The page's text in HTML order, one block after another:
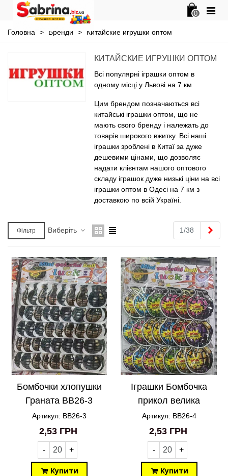
0
Головна > Бренди > Китайские игрушки оптом
КИТАЙСКИЕ ИГРУШКИ ОПТОМ
Всі популярні іграшки оптом в
одному місці у Львові на 7 км
Цим брендом позначаються всі
китайські іграшки оптом, що не
мають свого бренду і належать до
товарів широкого вжитку. Всі наші
іграшки зроблені в Китаї за дуже
дешевими цінами, що дозволяє
надати клієнтам нашого оптового
складу іграшок дуже низькі ціни на всі
іграшки оптом в Одесі на 7 км з
доставкою по всій Україні.
Фільтр Виберіть 1/38
Бомбочки хлопушки
Граната BB26-3
Артикул: BB26-3
2,53 ГРН
- +
Купити
Іграшки Бомбочка
прикол велика
Граната Popy Grenade
BB26-4
Артикул: BB26-4
2,53 ГРН
- +
Купити